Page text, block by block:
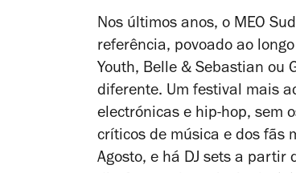
Nos últimos anos, o MEO
referência, povoado ao
Youth, Belle & Sebastian ou
diferente. Um festival mais
electrónicas e hip-hop, sem
críticos de música e dos fãs
Agosto, e há DJ sets a